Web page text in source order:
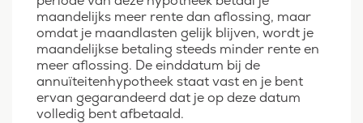
maandelijks meer rente dan aflossing, maar
omdat je maandlasten gelijk blijven, wordt je
maandelijkse betaling steeds minder rente en
meer aflossing. De einddatum bij de
annuïteitenhypotheek staat vast en je bent
ervan gegarandeerd dat je op deze datum
volledig bent afbetaald.